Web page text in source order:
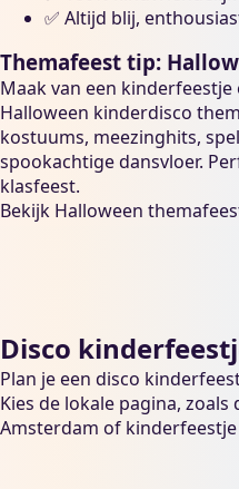
✅ Altijd blij,
Themafeest tip:
Maak van een
Halloween kinderdisco
kostuums, meezinghits,
spookachtige dansvloer.
klasfeest.
Bekijk Halloween
Disco
Plan je een disco
Kies de lokale pagina, zoals
Amsterdam of